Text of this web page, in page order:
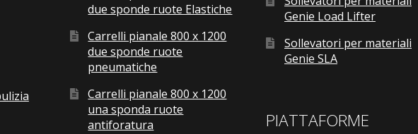
due sponde ruote Elastiche
Carrelli pianale 800 x 1200
due sponde ruote
pneumatiche
Carrelli pianale 800 x 1200
una sponda ruote
antiforatura
Genie Load Lifter
Sollevatori per materiali
Genie SLA
PIATTAFORME